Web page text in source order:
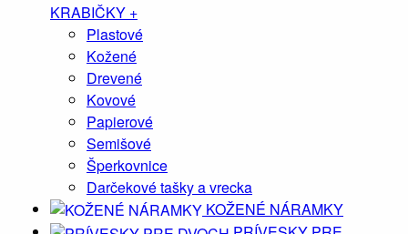
KRABIČKY +
Plastové
Kožené
Drevené
Kovové
Papierové
Semišové
Šperkovnice
Darčekové tašky a vrecka
KOŽENÉ NÁRAMKY